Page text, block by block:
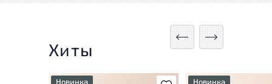
Хиты
Новинка Новинка